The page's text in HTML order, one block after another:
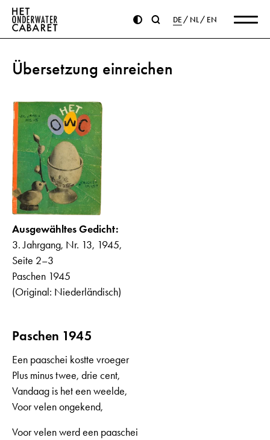
DE NL EN
Übersetzung einreichen
Ausgewähltes Gedicht:
3. Jahrgang, Nr. 13, 1945,
Seite 2–3
Paschen 1945
(Original: Niederländisch)
Paschen 1945
Een paaschei kostte vroeger
Plus minus twee, drie cent,
Vandaag is het een weelde,
Voor velen ongekend,
Voor velen werd een paaschei